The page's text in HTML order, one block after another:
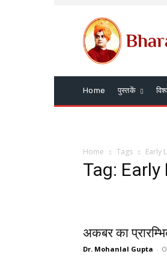
Home पुस्तकें
Home Tags Early
Tag:
अकबर का
Dr. Mohanlal Gupta -